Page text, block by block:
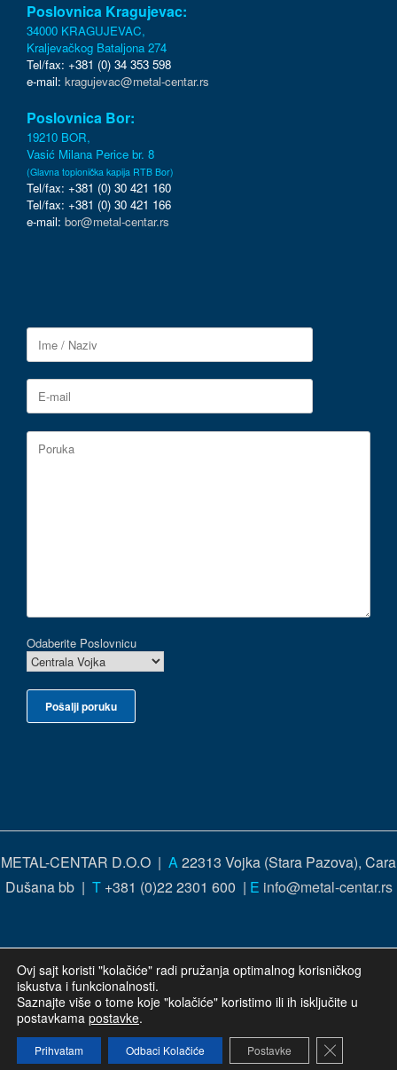
Poslovnica Kragujevac:
34000 KRAGUJEVAC,
Kraljevačkog Bataljona 274
Tel/fax: +381 (0) 34 353 598
e-mail: kragujevac@metal-centar.rs
Poslovnica Bor:
19210 BOR,
Vasić Milana Perice br. 8
(Glavna topionička kapija RTB Bor)
Tel/fax: +381 (0) 30 421 160
Tel/fax: +381 (0) 30 421 166
e-mail: bor@metal-centar.rs
Odaberite Poslovnicu
METAL-CENTAR D.O.O | A22313 Vojka (Stara Pazova), Cara
Dušana bb | T+381 (0)22 2301 600 | E info@metal-centar.rs
Ovj sajt koristi "kolačiće" radi pružanja optimalnog korisničkog
iskustva i funkcionalnosti.
Saznajte više o tome koje "kolačiće" koristimo ili ih isključite u
postavkama postavke.
Prihvatam Odbaci Kolačiće Postavke Close